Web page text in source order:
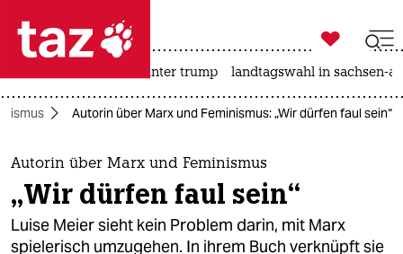
 taz zahl ich
taz zahl ich
themen
politik
öko

taz zahl ich
usa unter trump landtagswahl in sachsen-
Autorin über Marx und Feminismus: „Wir dürfen faul sein“
Autorin über Marx und Feminismus
„Wir dürfen faul sein“
Luise Meier sieht kein Problem darin, mit Marx
spielerisch umzugehen. In ihrem Buch verknüpft sie